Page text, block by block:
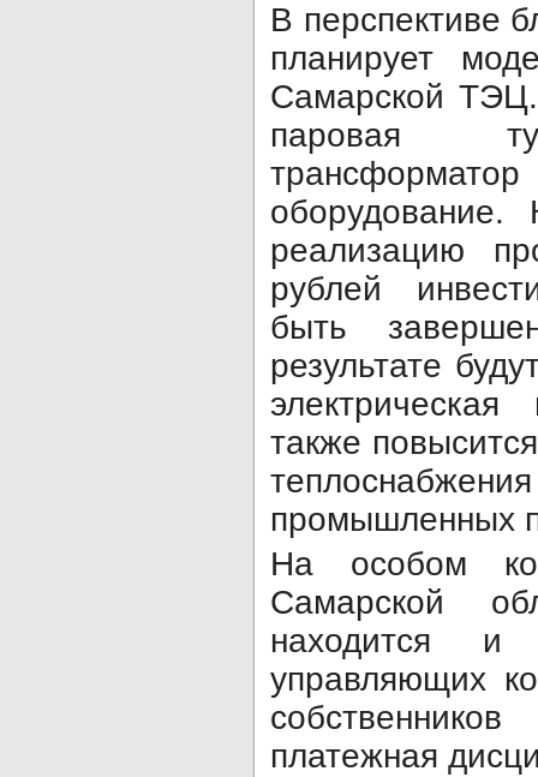
В перспективе
планирует
Самарской
паровая
оборудование.
реализацию
рублей
быть
результате
также
промышленных
На особом
Самарской
находится и
управляющих
платежная